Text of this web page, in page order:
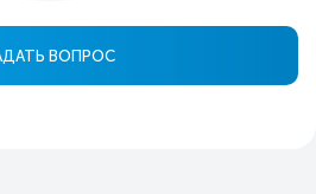
ВОПРОС